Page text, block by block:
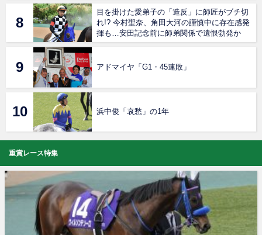
目を掛けた愛弟子の「造反」に師匠がブチ切
れ!? 今村聖奈、角田大河の謹慎中に存在感発
揮も…安田記念前に師弟関係で遺恨勃発か
アドマイヤ「G1・45連敗」
浜中俊「哀愁」の1年
重賞レース特集